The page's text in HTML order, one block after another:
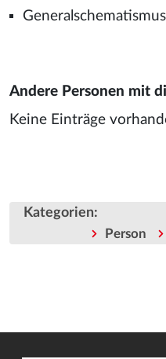
Andere Personen mit
Keine Einträge
Kategorien:
Person